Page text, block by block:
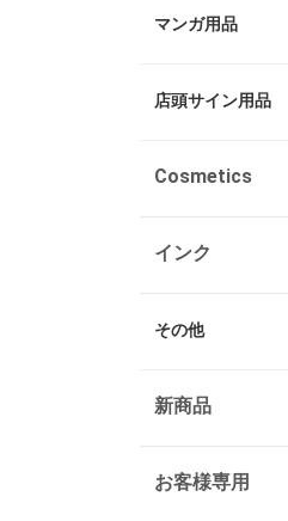
マンガ用品
店頭サイン用品
Cosmetics
インク
その他
新商品
お客様専用